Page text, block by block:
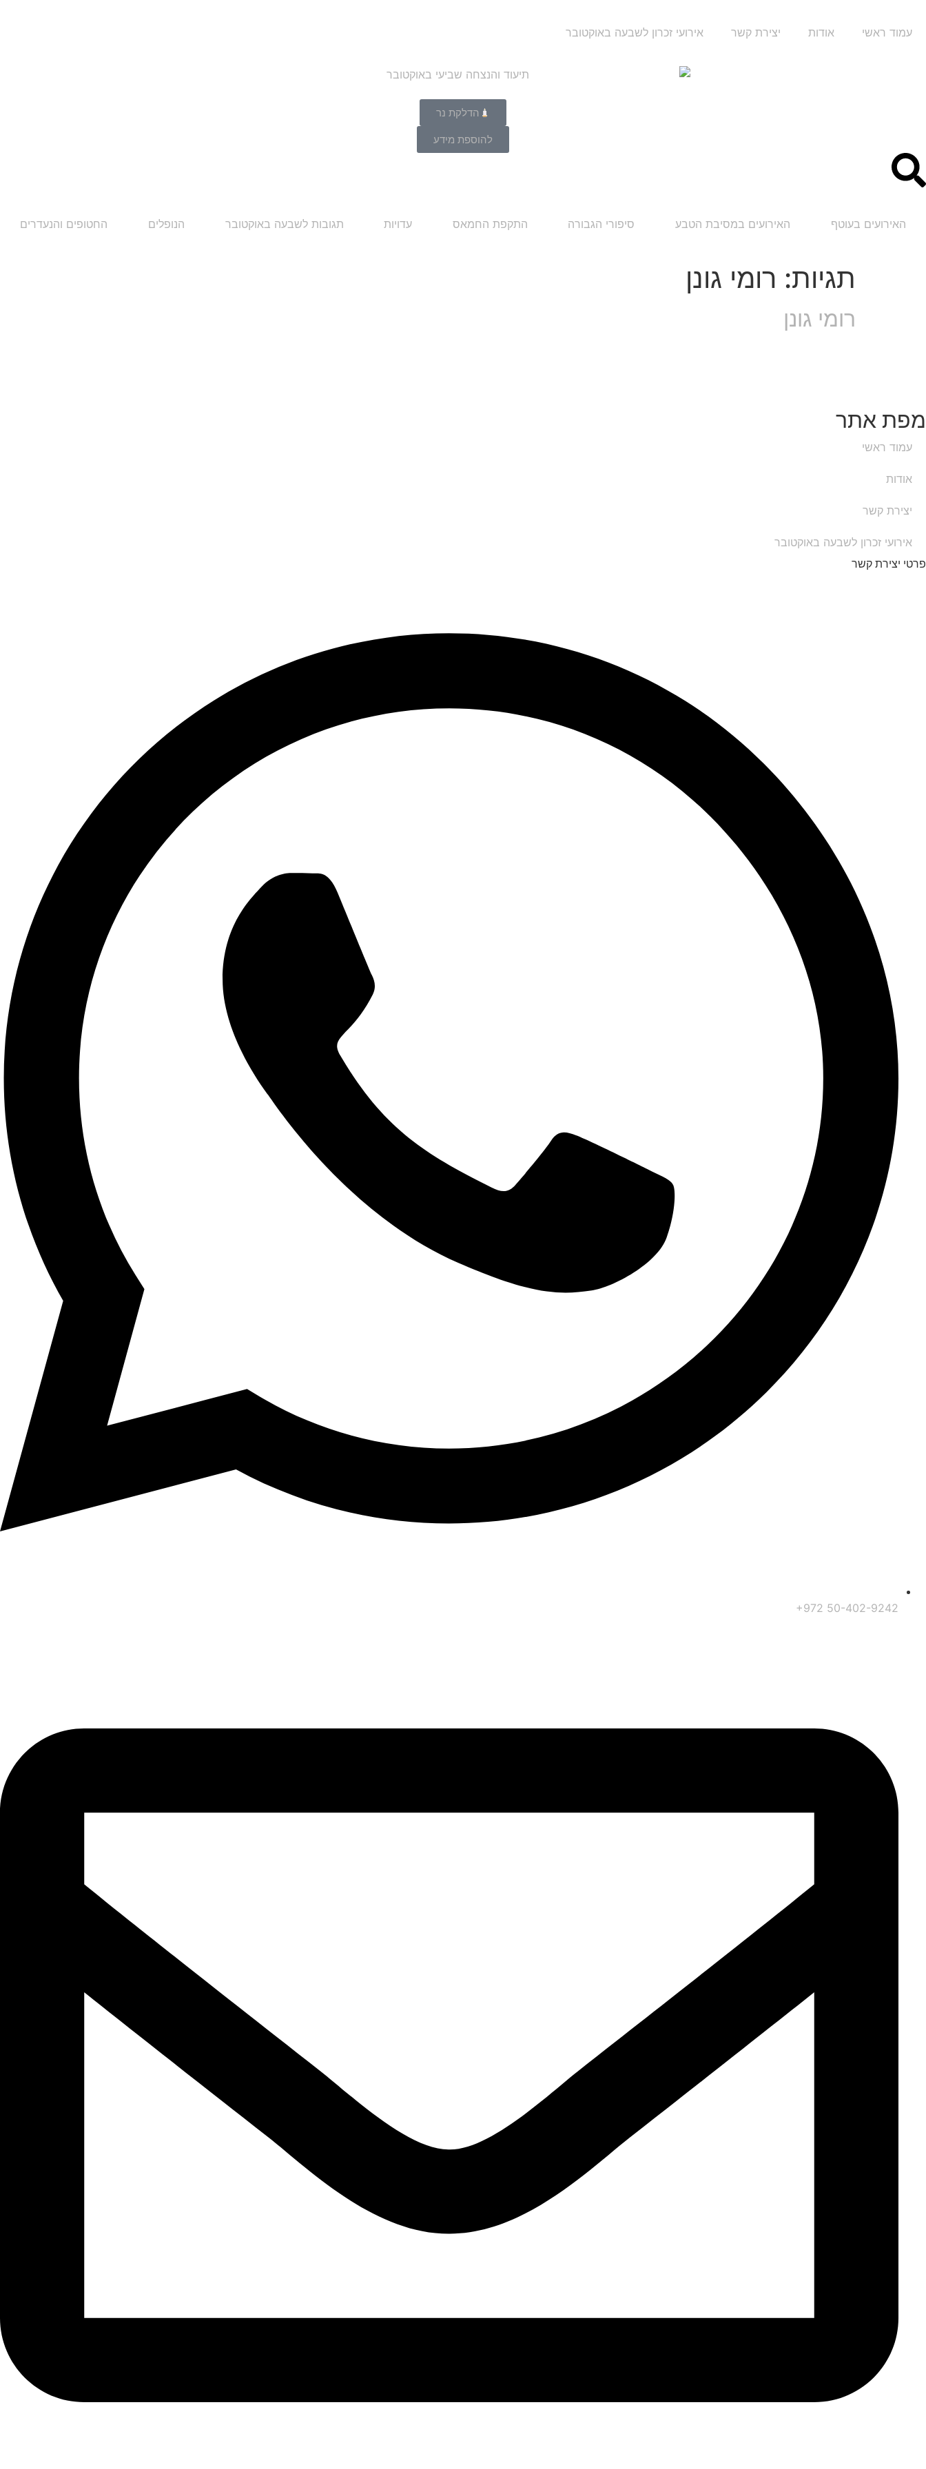
עמוד ראשי אודות יצירת קשר אירועי זכרון לשבעה באוקטובר
הדלקת נר
להוספת מידע
האירועים בעוטף האירועים במסיבת הטבע סיפורי הגבורה התקפת החמאס עדויות תגובות לשבעה באוקטובר הנופלים החטופים והנעדרים
תגיות: רומי גונן
רומי גונן
מפת אתר
עמוד ראשי
אודות
יצירת קשר
אירועי זכרון לשבעה באוקטובר
פרטי יצירת קשר